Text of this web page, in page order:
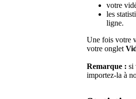
votre
les
ligne.
Une fois votre
votre onglet
Remarque : si
importez-la à